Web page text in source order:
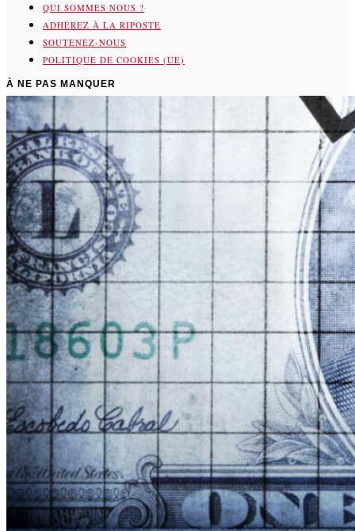
QUI SOMMES NOUS ?
ADHÉREZ À LA RIPOSTE
SOUTENEZ-NOUS
POLITIQUE DE COOKIES (UE)
À NE PAS MANQUER